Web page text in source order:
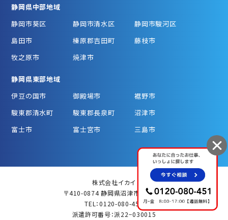
静岡県中部地域
静岡市葵区
静岡市清水区
静岡市駿河区
島田市
榛原郡吉田町
藤枝市
牧之原市
焼津市
静岡県東部地域
伊豆の国市
御殿場市
裾野市
駿東郡清水町
駿東郡長泉町
沼津市
富士市
富士宮市 三島市
株式会社イカイ
〒410-0874 静岡県沼津市松長787
TEL：0120-080-451
派遣許可番号：派22−030015